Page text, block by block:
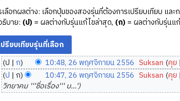
ลือกผลต่าง: เลือกปุ่มของสองรุ่นที่ต้องการเปรียบเทียบ และ
บาย: (ป)= ผลต่างกับรุ่นแก้ไขล่าสุด, (ก)= ผลต่างกับรุ่นแ
ป ก 10:48, 26 พฤศจิกายน 2556 Suksan คุย
ไ
ม่
มี
ป ก 10:47, 26 พฤศจิกายน 2556 Suksan คุย
วิทยาคม '''ชื่อเรื่อง''' บ...'